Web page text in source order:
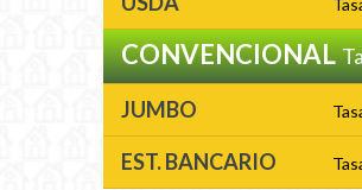
CONVENCIONAL
JUMBO
EST. BANCARIO